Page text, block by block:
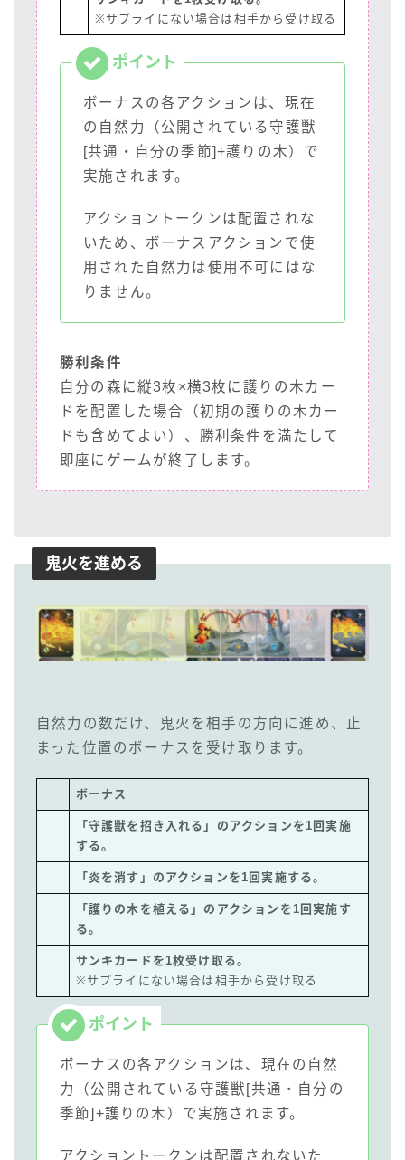
※サプライにない場合は相手から受け取る
ボーナスの各アクションは、現在
の自然力（公開されている守護獣
[共通・自分の季節]+護りの木）で
実施されます。
アクショントークンは配置されな
いため、ボーナスアクションで使
用された自然力は使用不可にはな
りません。
勝利条件
自分の森に縦3枚×横3枚に護りの木カー
ドを配置した場合（初期の護りの木カー
ドも含めてよい）、勝利条件を満たして
即座にゲームが終了します。
鬼火を進める
自然力の数だけ、鬼火を相手の方向に進め、止
まった位置のボーナスを受け取ります。
ボーナス
「守護獣を招き入れる」のアクションを1回実施
する。
「炎を消す」のアクションを1回実施する。
「護りの木を植える」のアクションを1回実施す
る。
サンキカードを1枚受け取る。
※サプライにない場合は相手から受け取る
ボーナスの各アクションは、現在の自然
力（公開されている守護獣[共通・自分の
季節]+護りの木）で実施されます。
アクショントークンは配置されないた